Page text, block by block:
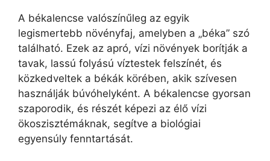
A békalencse valószínűleg az egyik
legismertebb növényfaj, amelyben a „béka” szó
található. Ezek az apró, vízi növények borítják a
tavak, lassú folyású víztestek felszínét, és
közkedveltek a békák körében, akik szívesen
használják búvóhelyként. A békalencse gyorsan
szaporodik, és részét képezi az élő vízi
ökoszisztémáknak, segítve a biológiai
egyensúly fenntartását.